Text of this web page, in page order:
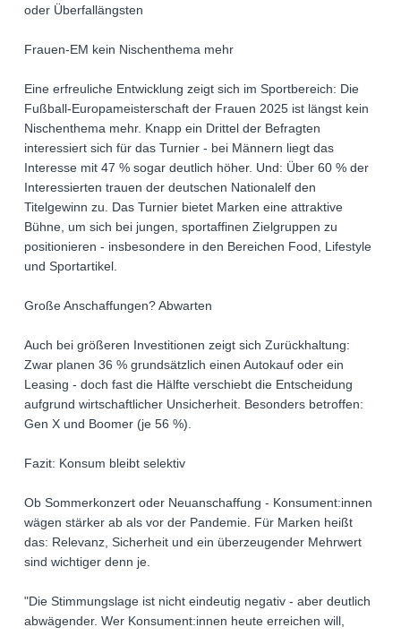
oder Überfallängsten
Frauen-EM kein Nischenthema mehr
Eine erfreuliche Entwicklung zeigt sich im Sportbereich: Die
Fußball-Europameisterschaft der Frauen 2025 ist längst kein
Nischenthema mehr. Knapp ein Drittel der Befragten
interessiert sich für das Turnier - bei Männern liegt das
Interesse mit 47 % sogar deutlich höher. Und: Über 60 % der
Interessierten trauen der deutschen Nationalelf den
Titelgewinn zu. Das Turnier bietet Marken eine attraktive
Bühne, um sich bei jungen, sportaffinen Zielgruppen zu
positionieren - insbesondere in den Bereichen Food, Lifestyle
und Sportartikel.
Große Anschaffungen? Abwarten
Auch bei größeren Investitionen zeigt sich Zurückhaltung:
Zwar planen 36 % grundsätzlich einen Autokauf oder ein
Leasing - doch fast die Hälfte verschiebt die Entscheidung
aufgrund wirtschaftlicher Unsicherheit. Besonders betroffen:
Gen X und Boomer (je 56 %).
Fazit: Konsum bleibt selektiv
Ob Sommerkonzert oder Neuanschaffung - Konsument:innen
wägen stärker ab als vor der Pandemie. Für Marken heißt
das: Relevanz, Sicherheit und ein überzeugender Mehrwert
sind wichtiger denn je.
"Die Stimmungslage ist nicht eindeutig negativ - aber deutlich
abwägender. Wer Konsument:innen heute erreichen will,